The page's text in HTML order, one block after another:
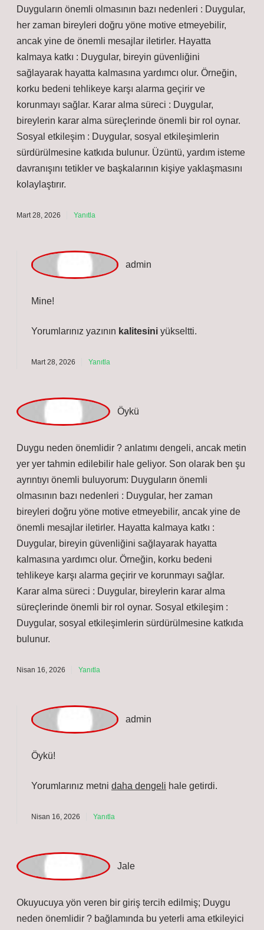
Mine
Metin öğretici bir yapıda; Duygu neden önemlidir ? için
daha fazla karşılaştırma yapılabilirdi. Bu paragraf
Duyguların önemli olmasının bazı nedenleri : Duygular,
her zaman bireyleri doğru yöne motive etmeyebilir,
ancak yine de önemli mesajlar iletirler. Hayatta
kalmaya katkı : Duygular, bireyin güvenliğini
sağlayarak hayatta kalmasına yardımcı olur. Örneğin,
korku bedeni tehlikeye karşı alarma geçirir ve
korunmayı sağlar. Karar alma süreci : Duygular,
Sosyal etkileşim : Duygular, sosyal etkileşimlerin
davranışını tetikler ve başkalarının kişiye yaklaşmasını
kolaylaştırır.
Mart 28, 2026
Yorumlarınız yazınınkalitesini yükseltti.
Mart 28, 2026 Yanıtla
Duygu neden önemlidir ? anlatımı dengeli, ancak metin
yer yer tahmin edilebilir hale geliyor. Son olarak ben şu
ayrıntıyı önemli buluyorum: Duyguların önemli
olmasının bazı nedenleri : Duygular, her zaman
önemli mesajlar iletirler. Hayatta kalmaya katkı :
tehlikeye karşı alarma geçirir ve korunmayı sağlar.
Karar alma süreci : Duygular, bireylerin karar alma
süreçlerinde önemli bir rol oynar. Sosyal etkileşim :
bulunur.